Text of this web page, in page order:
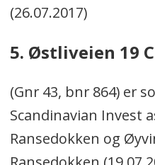
(26.07.2017)
5. Østliveien 19 C
(Gnr 43, bnr 864) er
Scandinavian Invest
Ransedokken og